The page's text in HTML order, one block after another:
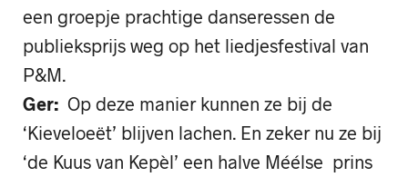
een groepje prachtige danseressen de
publieksprijs weg op het liedjesfestival van
P&M.
Ger: Op deze manier kunnen ze bij de
‘Kieveloeët’ blijven lachen. En zeker nu ze bij
‘de Kuus van Kepèl’ een halve Méélse prins